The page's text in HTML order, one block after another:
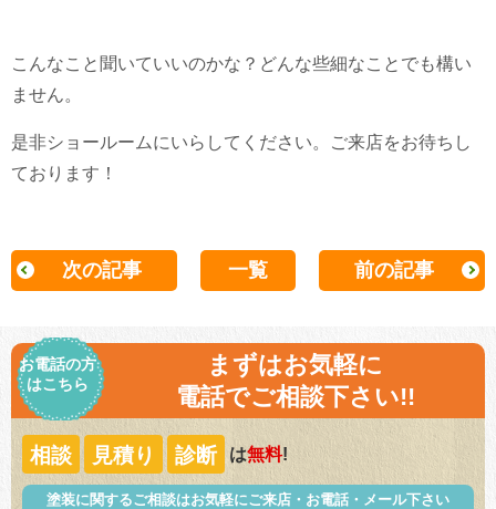
こんなこと聞いていいのかな？どんな些細なことでも構い
ません。
是非ショールームにいらしてください。ご来店をお待ちし
ております！
次の記事 一覧 前の記事
お電話の方
はこちら
まずはお気軽に
電話でご相談下さい!!
相談 見積り 診断 は無料!
塗装に関するご相談はお気軽にご来店・お電話・メール下さい